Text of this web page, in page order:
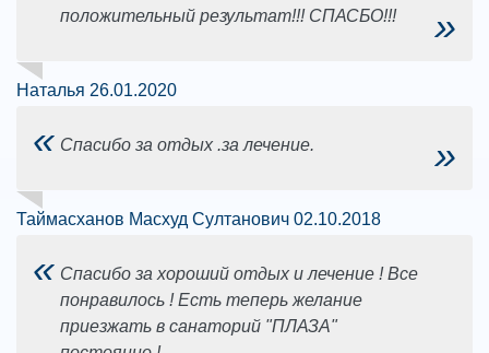
положительный результат!!! СПАСБО!!!
»
Наталья 26.01.2020
« Спасибо за отдых .за лечение. »
Таймасханов Масхуд Султанович 02.10.2018
« Спасибо за хороший отдых и лечение ! Все
понравилось ! Есть теперь желание
приезжать в санаторий "ПЛАЗА"